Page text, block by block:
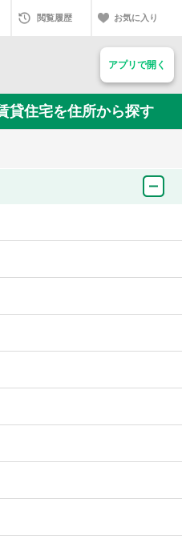
閲覧履歴 お気に入り
アプリで開く
貸住宅を住所から探す